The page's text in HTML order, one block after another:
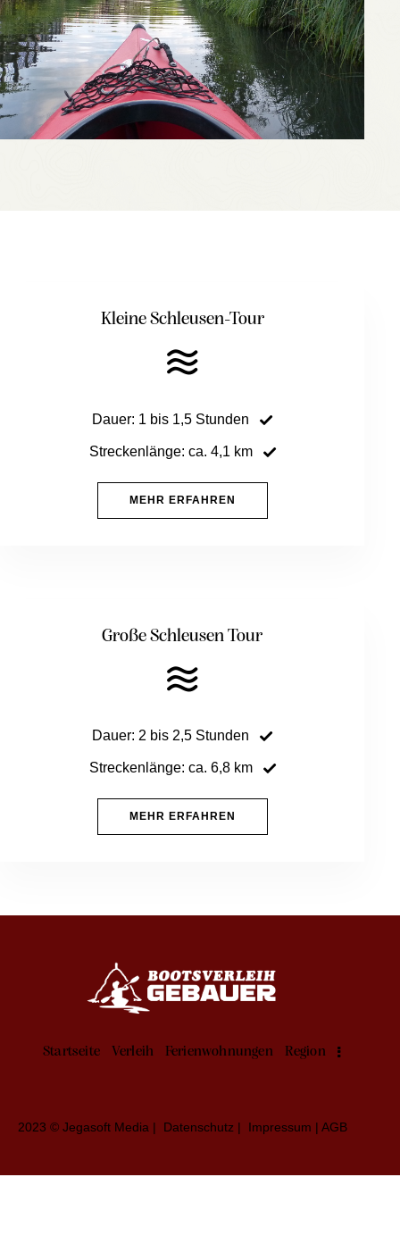
Kleine Schleusen-Tour
Dauer: 1 bis 1,5 Stunden
Streckenlänge: ca. 4,1 km
MEHR ERFAHREN
Große Schleusen Tour
Dauer: 2 bis 2,5 Stunden
Streckenlänge: ca. 6,8 km
MEHR ERFAHREN
Startseite Verleih Ferienwohnungen Region
2023 © Jegasoft Media| Datenschutz| Impressum | AGB